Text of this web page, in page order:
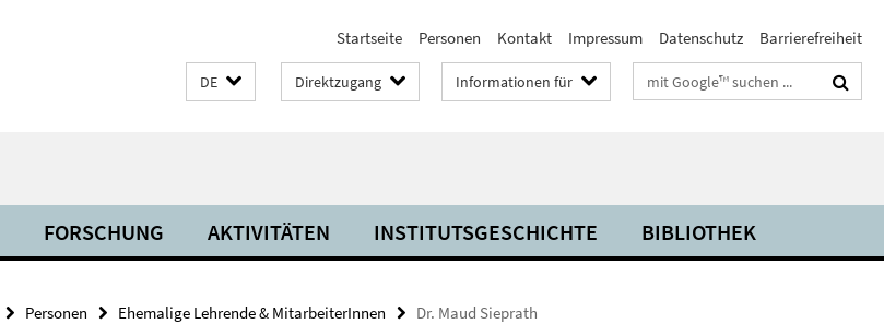
Startseite Personen Kontakt Impressum Datenschutz Barrierefreiheit
DE Direktzugang Informationen für Suchbegriffe
FORSCHUNG AKTIVITÄTEN INSTITUTSGESCHICHTE BIBLIOTHEK
Personen Ehemalige Lehrende & MitarbeiterInnen Dr. Maud Sieprath